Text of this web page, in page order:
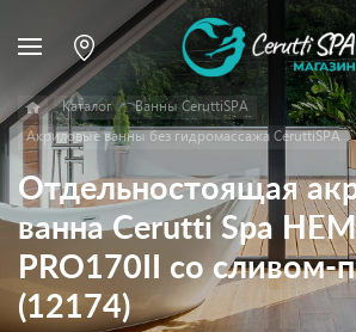
Каталог
Ванны CeruttiSPA
Акриловые ванны без гидромассажа CeruttiSPA
Отдельностоящая
ванна Cerutti Spa
PRO170II со сливом-
(12174)